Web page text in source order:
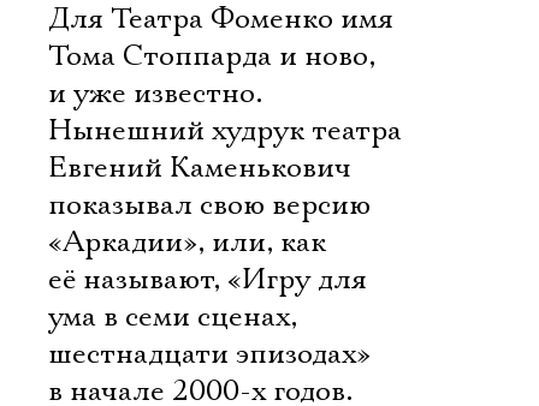
Для Театра Фоменко имя
Тома Стоппарда и ново,
и уже известно.
Нынешний худрук театра
Евгений Каменькович
показывал свою версию
«Аркадии», или, как
её называют, «Игру для
ума в семи сценах,
шестнадцати эпизодах»
в начале 2000-х годов.